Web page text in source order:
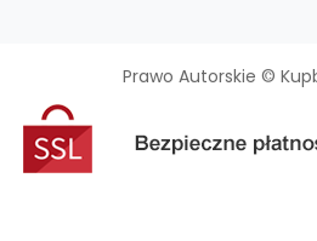
Prawo Autorskie ©